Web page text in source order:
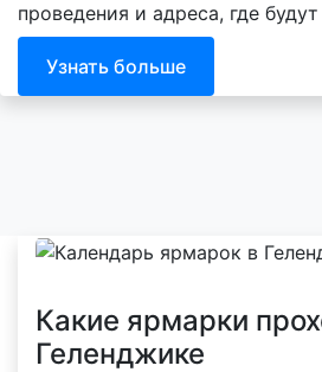
проведения и адреса, где
Узнать больше
Какие ярмарки
Геленджике